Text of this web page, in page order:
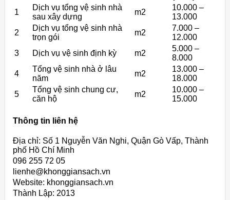
1
Dịch vụ tổng vệ sinh nhà
sau xây dựng
m2
10.000 –
13.000
2
Dịch vụ tổng vệ sinh nhà
trọn gói
m2
7.000 –
12.000
3
Dịch vụ vệ sinh định kỳ m2
5.000 –
8.000
4
Tổng vệ sinh nhà ở lâu
năm
m2
13.000 –
18.000
5
Tổng vệ sinh chung cư,
căn hộ
m2
10.000 –
15.000
Thông tin liên hệ
Địa chỉ: Số 1 Nguyễn Văn Nghi, Quận Gò Vấp, Thành
phố Hồ Chí Minh
096 255 72 05
lienhe@khonggiansach.vn
Website: khonggiansach.vn
Thành Lập: 2013